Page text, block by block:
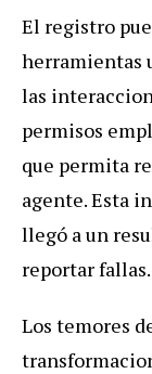
El registro
herramientas
las
permisos
que permita
agente. Esta
llegó a un
reportar fallas.
Los temores